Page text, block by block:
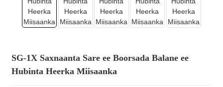
SG-1X Saxnaanta Sare ee Boorsada Balane ee
Hubinta Heerka Miisaanka